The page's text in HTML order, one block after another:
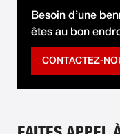
Besoin d’une
êtes au bon
CONTACTEZ-